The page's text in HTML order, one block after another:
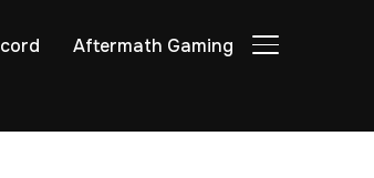
TOGGLE
Aftermath Gaming